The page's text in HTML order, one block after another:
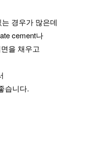
경우가 많은데
cement나
을 채우고
습니다.